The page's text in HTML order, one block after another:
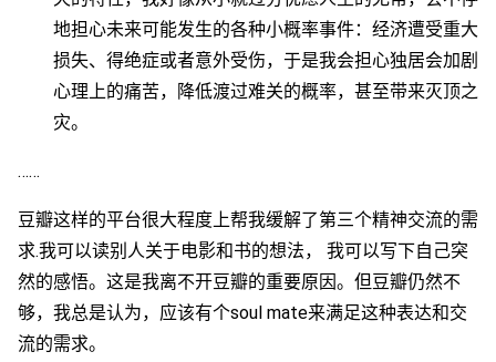
地担心未来可能发生的各种小概率事件：经济遭受重大
损失、得绝症或者意外受伤，于是我会担心独居会加剧
心理上的痛苦，降低渡过难关的概率，甚至带来灭顶之
灾。
……
豆瓣这样的平台很大程度上帮我缓解了第三个精神交流的需
求.我可以读别人关于电影和书的想法， 我可以写下自己突
然的感悟。这是我离不开豆瓣的重要原因。但豆瓣仍然不
够，我总是认为，应该有个soul mate来满足这种表达和交
流的需求。